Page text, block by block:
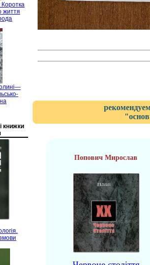
Коротка
життя
книжки
Попович Мирослав